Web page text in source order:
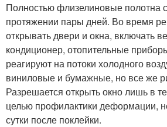
Полностью флизелиновые полотна
протяжении пары дней. Во время
открывать двери и окна, включать
кондиционер, отопительные
реагируют на потоки холодного
виниловые и бумажные, но все же
Разрешается открыть окно лишь в
целью профилактики деформации,
сутки после поклейки.